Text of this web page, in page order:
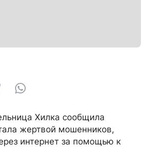
Хилка сообщила
жертвой мошенников,
интернет за помощью к